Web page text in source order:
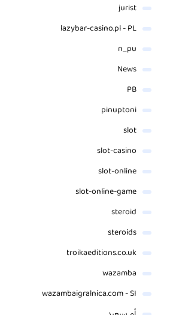
jurist
lazybar-casino.pl - PL
n_pu
News
PB
pinuptoni
slot
slot-casino
slot-online
slot-online-game
steroid
steroids
troikaeditions.co.uk
wazamba
wazambaigralnica.com - SI